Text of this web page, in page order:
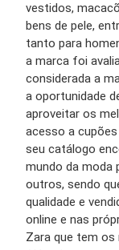
vestidos,
bens de pele,
tanto para
a marca foi
considerada a
a oportunidade
aproveitar os
acesso a
seu catálogo
mundo da moda
outros, sendo
qualidade e
online e nas
Zara que tem os